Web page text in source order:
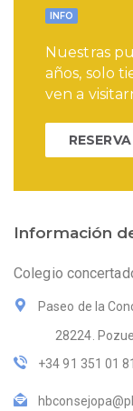
INFO
Nuestras
años, solo
ven a
Información
Colegio
Paseo de la
28224.
+34 91 351 01 81